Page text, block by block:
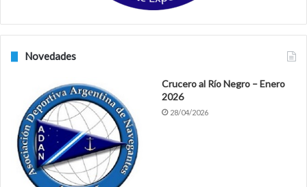
Novedades
Crucero al Río Negro – Enero
2026
28/04/2026